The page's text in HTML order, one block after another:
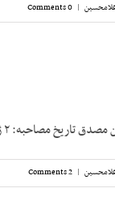
|
0 Comments
ژوئیه ۱۹۸۴ محل مصاحبه: پاریس- [...]
|
2 Comments